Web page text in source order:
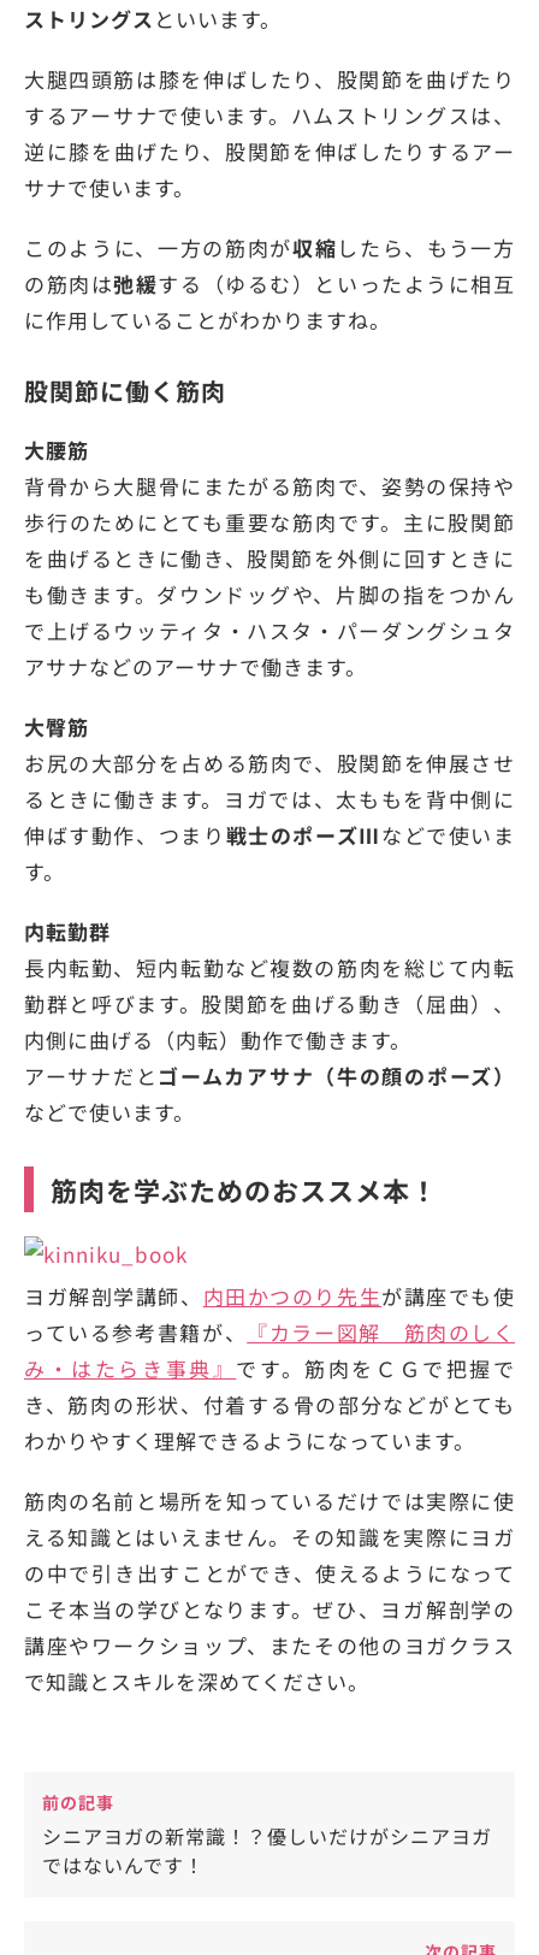
ストリングス といいます。
大腿四頭筋は膝を伸ばしたり、股関節を曲げたり
するアーサナで使います。ハムストリングスは、
逆に膝を曲げたり、股関節を伸ばしたりするアー
サナで使います。
このように、一方の筋肉が収縮 したら、もう一方
の筋肉は弛緩する（ゆるむ）といったように相互
に作用していることがわかりますね。
股関節に働く筋肉
大腰筋
背骨から大腿骨にまたがる筋肉で、姿勢の保持や
歩行のためにとても重要な筋肉です。主に股関節
を曲げるときに働き、股関節を外側に回すときに
も働きます。ダウンドッグや、片脚の指をつかん
で上げるウッティタ・ハスタ・パーダングシュタ
アサナなどのアーサナで働きます。
大臀筋
お尻の大部分を占める筋肉で、股関節を伸展させ
るときに働きます。ヨガでは、太ももを背中側に
伸ばす動作、つまり 戦士のポーズⅢなどで使いま
す。
内転勤群
長内転勤、短内転勤など複数の筋肉を総じて内転
勤群と呼びます。股関節を曲げる動き（屈曲）、
内側に曲げる（内転）動作で働きます。
アーサナだと ゴームカアサナ（牛の顔のポーズ）
などで使います。
筋肉を学ぶためのおススメ本！
ヨガ解剖学講師、 内田かつのり先生が講座でも使
っている参考書籍が、
『カラー図解 筋肉のしく
み・はたらき事典』 です。筋肉をＣＧで把握で
き、筋肉の形状、付着する骨の部分などがとても
わかりやすく理解できるようになっています。
筋肉の名前と場所を知っているだけでは実際に使
える知識とはいえません。その知識を実際にヨガ
の中で引き出すことができ、使えるようになって
こそ本当の学びとなります。ぜひ、ヨガ解剖学の
講座やワークショップ、またその他のヨガクラス
で知識とスキルを深めてください。
前の記事
シニアヨガの新常識！？優しいだけがシニアヨガ
ではないんです！